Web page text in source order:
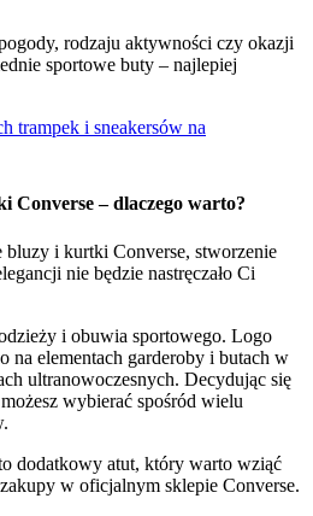
rodzaju aktywności czy okazji
sportowe buty – najlepiej
trampek i sneakersów na
Converse – dlaczego warto?
bluzy i kurtki Converse, stworzenie
nie będzie nastręczało Ci
i obuwia sportowego. Logo
na elementach garderoby i butach w
ultranowoczesnych. Decydując się
wybierać spośród wielu
dodatkowy atut, który warto wziąć
w oficjalnym sklepie Converse.